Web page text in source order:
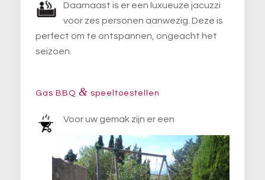
Daarnaast is er een luxueuze jacuzzi
voor zes personen aanwezig. Deze is
perfect om te ontspannen, ongeacht het
seizoen.
Gas BBQ & speeltoestellen
Voor uw gemak zijn er een